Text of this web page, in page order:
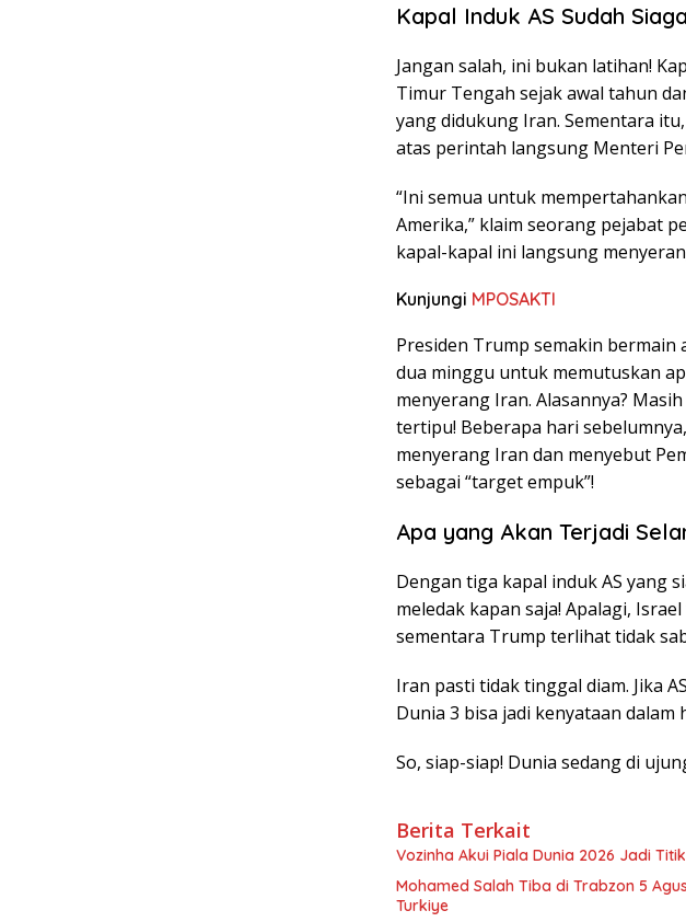
Kapal Induk AS Sudah
Jangan salah, ini bukan latihan!
Timur Tengah sejak awal tahun
yang didukung Iran. Sementara
atas perintah langsung Menteri
“Ini semua untuk
Amerika,” klaim seorang pejabat
kapal-kapal ini langsung
Kunjungi MPOSAKTI
Presiden Trump semakin bermain
dua minggu untuk memutuskan
menyerang Iran. Alasannya?
tertipu! Beberapa hari
menyerang Iran dan menyebut
sebagai “target empuk”!
Apa yang Akan Terjadi
Dengan tiga kapal induk AS yang
meledak kapan saja! Apalagi,
sementara Trump terlihat tidak
Iran pasti tidak tinggal diam. Jika
Dunia 3 bisa jadi kenyataan dalam
So, siap-siap! Dunia sedang di
Berita Terkait
Vozinha Akui Piala Dunia 2026 Jadi
Mohamed Salah Tiba di Trabzon 5
Turkiye